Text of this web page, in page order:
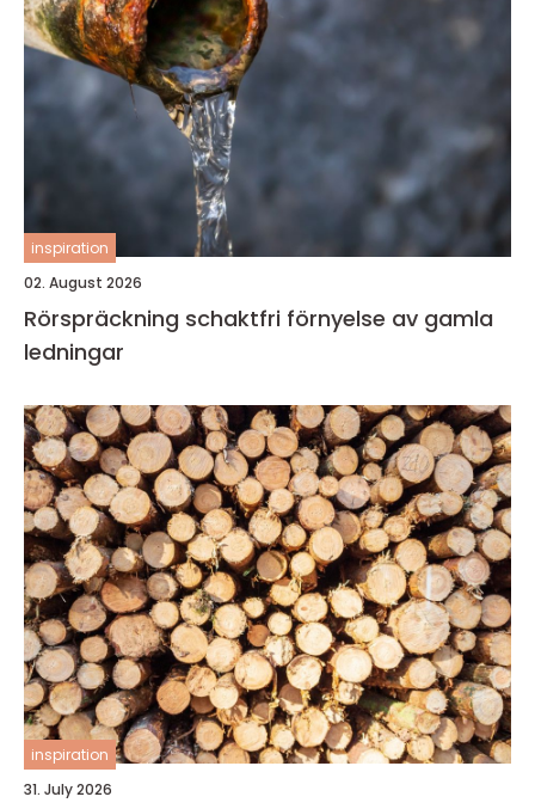
inspiration
02. August 2026
Rörspräckning schaktfri förnyelse av gamla
ledningar
inspiration
31. July 2026